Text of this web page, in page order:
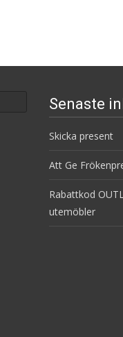
Senaste
Skicka present
Att Ge
Rabattkod
utemöbler